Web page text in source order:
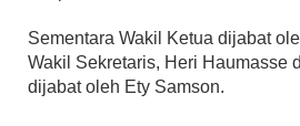
Sementara Wakil Ketua dijabat
Wakil Sekretaris, Heri Haumasse
dijabat oleh Ety Samson.